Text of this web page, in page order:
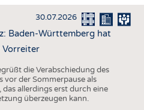
STATISTICS
30.07.2026
Baden-Württemberg hat
Vorreiter
die Verabschiedung des
vor der Sommerpause als
das allerdings erst durch eine
überzeugen kann.